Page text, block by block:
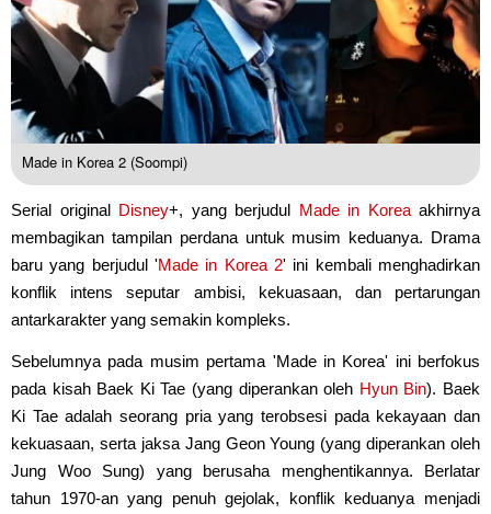
Made in Korea 2 (Soompi)
Serial original Disney+, yang berjudul Made in Koreaakhirnya
membagikan tampilan perdana untuk musim keduanya. Drama
baru yang berjudul 'Made in Korea 2' ini kembali menghadirkan
konflik intens seputar ambisi, kekuasaan, dan pertarungan
antarkarakter yang semakin kompleks.
Sebelumnya pada musim pertama 'Made in Korea' ini berfokus
pada kisah Baek Ki Tae (yang diperankan oleh Hyun Bin). Baek
Ki Tae adalah seorang pria yang terobsesi pada kekayaan dan
kekuasaan, serta jaksa Jang Geon Young (yang diperankan oleh
Jung Woo Sung) yang berusaha menghentikannya. Berlatar
tahun 1970-an yang penuh gejolak, konflik keduanya menjadi